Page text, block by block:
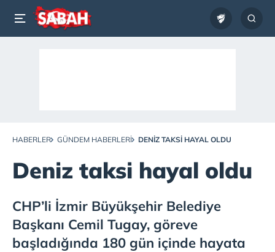
HABERLER GÜNDEM HABERLERI DENIZ TAKSI HAYAL OLDU
Deniz taksi hayal oldu
CHP’li İzmir Büyükşehir Belediye
Başkanı Cemil Tugay, göreve
başladığında 180 gün içinde hayata